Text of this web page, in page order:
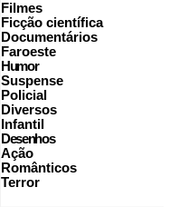
Filmes
Ficção científica
Documentários
Faroeste
Humor
Suspense
Policial
Diversos
Infantil
Desenhos
Ação
Românticos
Terror